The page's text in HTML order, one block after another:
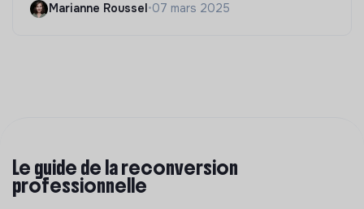
Marianne Roussel •07 mars 2025
Le guide de la reconversion
professionnelle